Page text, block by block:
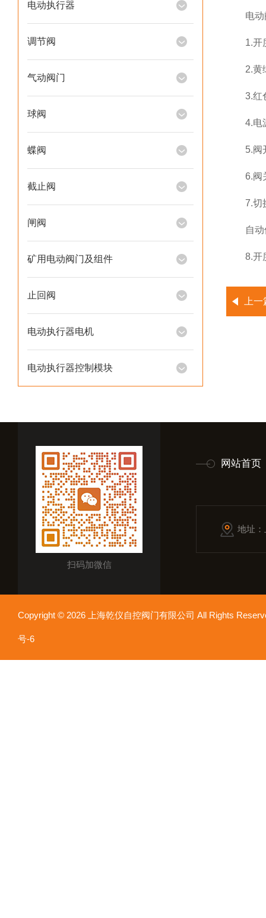
电动执行器
调节阀
气动阀门
球阀
蝶阀
截止阀
闸阀
矿用电动阀门及组件
止回阀
电动执行器电机
电动执行器控制模块
电动阀
1.开度
2.黄绿
3.红色
4.电源
5.阀开
6.阀关
7.切换
自动位
8.开度
上
扫码加微信
网站首页
地址
Copyright © 2026 上海乾仪自控阀门有限公司 All Rights
号-6